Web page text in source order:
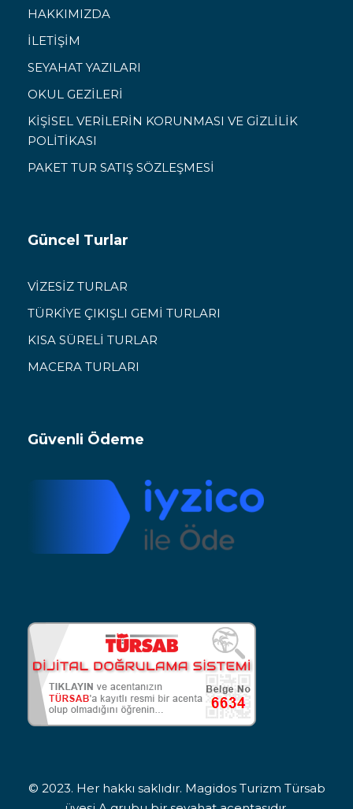
HAKKIMIZDA
İLETİŞİM
SEYAHAT YAZILARI
OKUL GEZİLERİ
KİŞİSEL VERİLERİN KORUNMASI VE GİZLİLİK
POLİTİKASI
PAKET TUR SATIŞ SÖZLEŞMESİ
Güncel Turlar
VİZESİZ TURLAR
TÜRKİYE ÇIKIŞLI GEMİ TURLARI
KISA SÜRELİ TURLAR
MACERA TURLARI
Güvenli Ödeme
© 2023. Her hakkı saklıdır. Magidos Turizm Türsab